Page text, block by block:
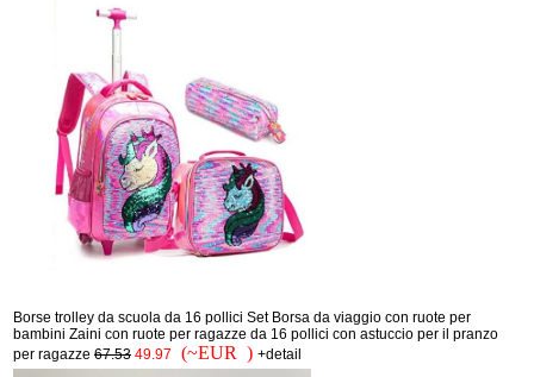
Borse trolley da scuola da 16 pollici Set Borsa da viaggio con ruote per
bambini Zaini con ruote per ragazze da 16 pollici con astuccio per il pranzo
per ragazze 67.53 49.97 (~EUR ) +detail